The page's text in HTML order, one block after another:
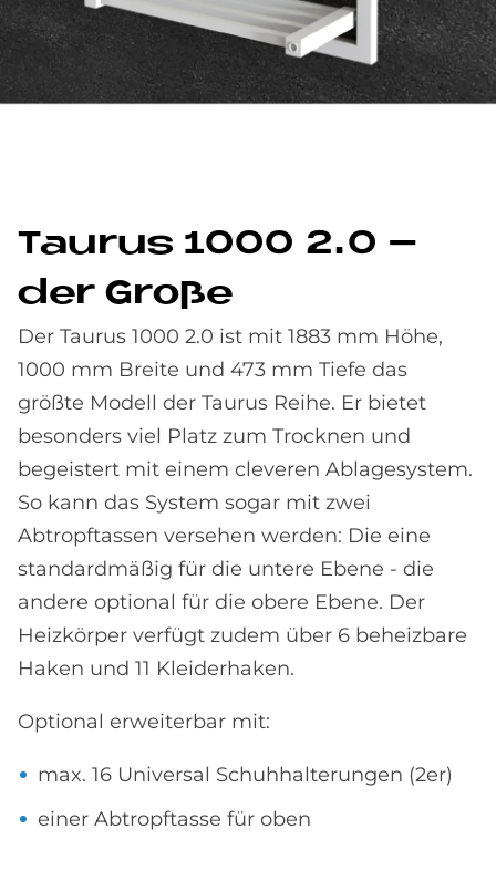
Tau­rus 1000 2.0 –
der Große
Der Taurus 1000 2.0 ist mit 1883 mm Höhe,
1000 mm Breite und 473 mm Tiefe das
größte Modell der Taurus Reihe. Er bietet
besonders viel Platz zum Trocknen und
begeistert mit einem cleveren Ablagesystem.
So kann das System sogar mit zwei
Abtropftassen versehen werden: Die eine
standardmäßig für die untere Ebene - die
andere optional für die obere Ebene. Der
Heizkörper verfügt zudem über 6 beheizbare
Haken und 11 Kleiderhaken.
Optional erweiterbar mit:
max. 16 Universal Schuhhalterungen (2er)
einer Abtropftasse für oben